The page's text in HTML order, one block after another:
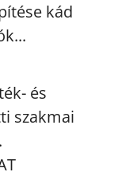
kád
és
szakmai